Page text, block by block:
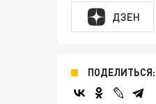
ДЗЕН
ПОДЕЛИТЬСЯ: